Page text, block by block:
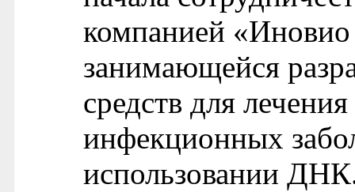
компанией
занимающейся
средств для
инфекционных
использовании